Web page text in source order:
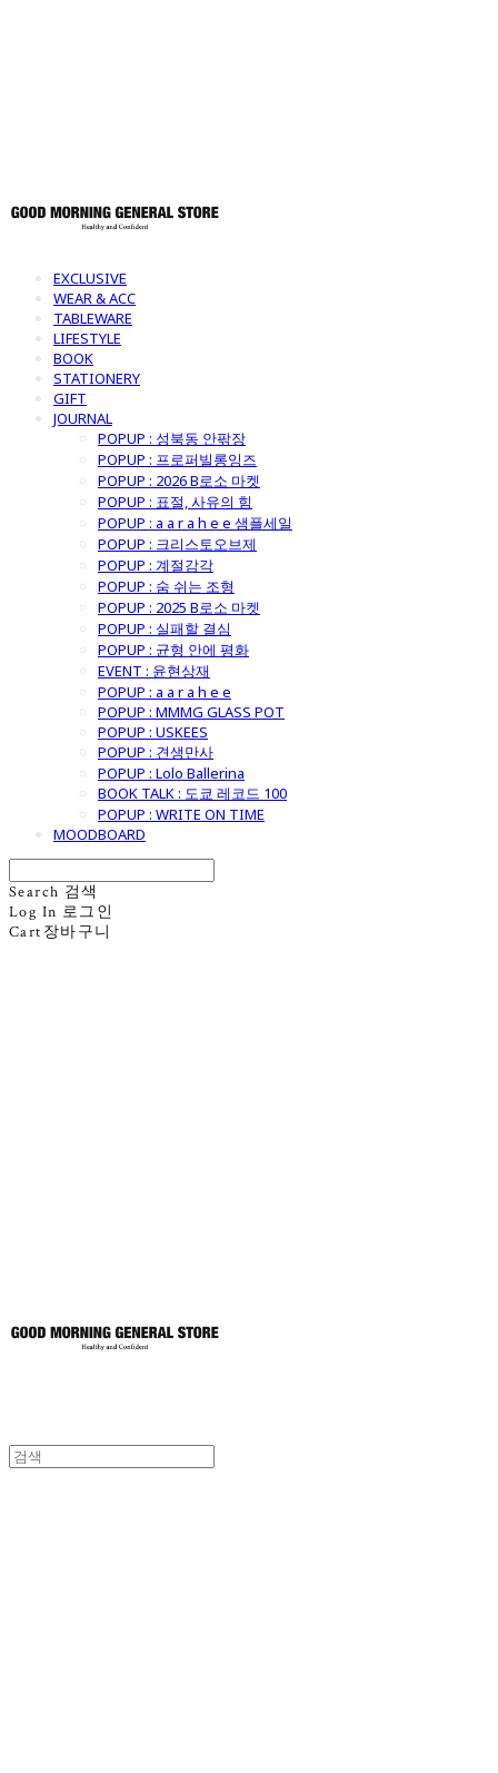
EXCLUSIVE
WEAR & ACC
TABLEWARE
LIFESTYLE
BOOK
STATIONERY
GIFT
JOURNAL
POPUP : 성북동 안팎장
POPUP : 프로퍼빌롱잉즈
POPUP : 2026 B로소 마켓
POPUP : 표절, 사유의 힘
POPUP : a a r a h e e 샘플세일
POPUP : 크리스토오브제
POPUP : 계절감각
POPUP : 숨 쉬는 조형
POPUP : 2025 B로소 마켓
POPUP : 실패할 결심
POPUP : 균형 안에 평화
EVENT : 윤현상재
POPUP : a a r a h e e
POPUP : MMMG GLASS POT
POPUP : USKEES
POPUP : 견생만사
POPUP : Lolo Ballerina
BOOK TALK : 도쿄 레코드 100
POPUP : WRITE ON TIME
MOODBOARD
Search 검색
Log In 로그인
Cart 장바구니